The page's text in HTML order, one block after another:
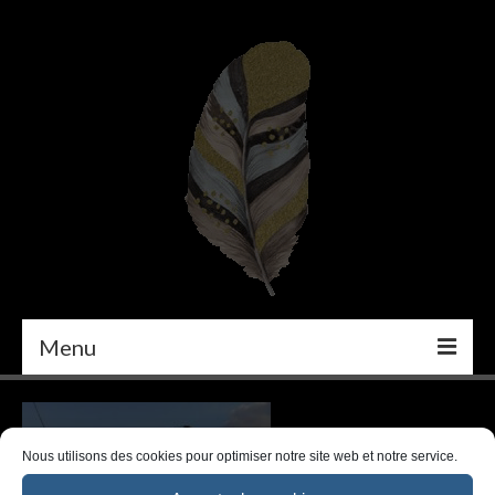
Nous utilisons des cookies pour optimiser notre site web et notre service.
Menu
PEINTURE
DÉCORATION INTÉRIEURE